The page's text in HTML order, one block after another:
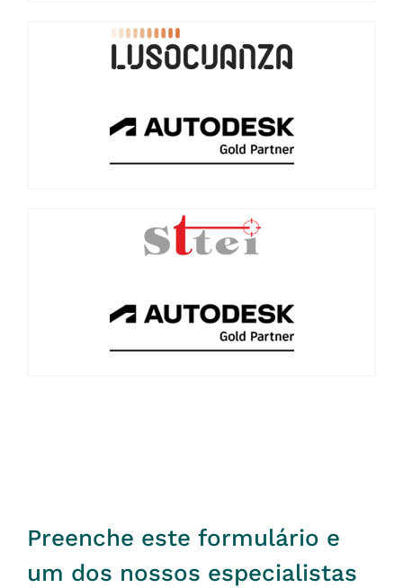
Preenche este formulário e
um dos nossos especialistas